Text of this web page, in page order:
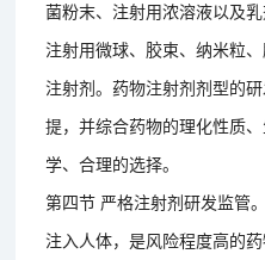
菌粉末、注射用浓溶液以及
注射用微球、胶束、纳米粒
注射剂。药物注射剂剂型的
提，并综合药物的理化性质
学、合理的选择。
第四节 严格注射剂研发监管
注入人体，是风险程度高的